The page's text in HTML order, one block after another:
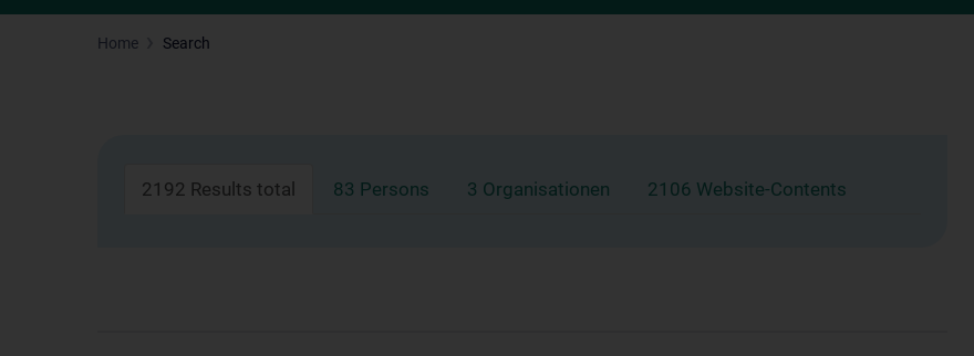
Home Search
2192 Results total 83 Persons 3 Organisationen 2106 Website-Contents